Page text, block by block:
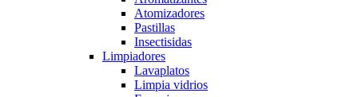
Atomizadores
Pastillas
Insectisidas
Limpiadores
Lavaplatos
Limpia vidrios